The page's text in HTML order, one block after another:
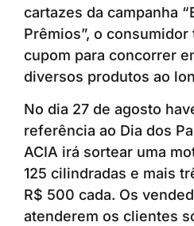
cartazes da campanha
Prêmios”, o
cupom para concorrer
diversos produtos ao
No dia 27 de agosto
referência ao Dia dos
ACIA irá sortear uma
125 cilindradas e mais
R$ 500 cada. Os
atenderem os clientes